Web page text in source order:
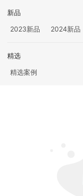
新品
2023新品
2024新品
精选
精选案例